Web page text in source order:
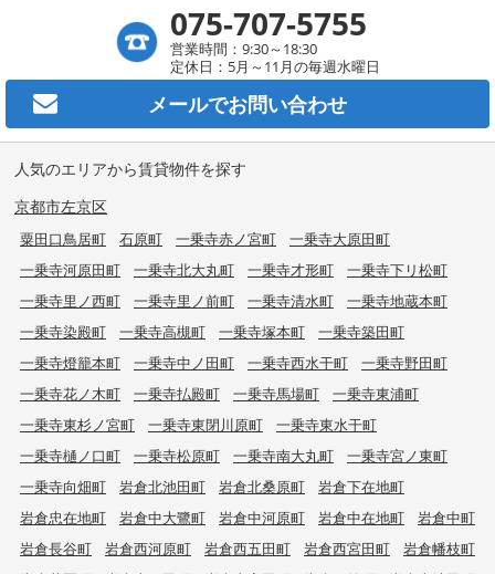
075-707-5755
営業時間：9:30～18:30
定休日：5月～11月の毎週水曜日
メールでお問い合わせ
人気のエリアから賃貸物件を探す
京都市左京区
粟田口鳥居町 石原町 一乗寺赤ノ宮町
一乗寺大原田町
一乗寺河原田町
一乗寺北大丸町 一乗寺才形町
一乗寺下リ松町
一乗寺里ノ西町
一乗寺里ノ前町 一乗寺清水町
一乗寺地蔵本町
一乗寺染殿町
一乗寺高槻町 一乗寺塚本町
一乗寺築田町
一乗寺燈籠本町
一乗寺中ノ田町 一乗寺西水干町
一乗寺野田町
一乗寺花ノ木町
一乗寺払殿町 一乗寺馬場町
一乗寺東浦町
一乗寺東杉ノ宮町
一乗寺東閉川原町
一乗寺東水干町
一乗寺樋ノ口町
一乗寺松原町 一乗寺南大丸町
一乗寺宮ノ東町
一乗寺向畑町
岩倉北池田町 岩倉北桑原町
岩倉下在地町
岩倉忠在地町
岩倉中大鷺町 岩倉中河原町 岩倉中在地町
岩倉中町
岩倉長谷町
岩倉西河原町 岩倉西五田町 岩倉西宮田町
岩倉幡枝町